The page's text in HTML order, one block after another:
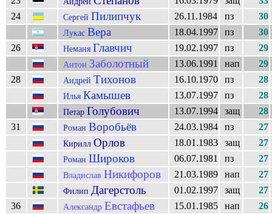
24
Сергей Пилипчук 26.11.1984 пз 30
Лукас Вера 18.04.1997 пз
30
26
Неманя Главчич 19.02.1997 пз 29
Антон Заболотный 13.06.1991 нап
29
28
Андрей Тихонов 16.10.1970 пз 28
Илья Камышев 13.07.1997 пз 28
Петар Голубович 13.07.1994 защ
28
31
Роман Воробьёв 24.03.1984 пз 27
Кирилл Орлов 18.01.1983 защ 27
Роман Широков 06.07.1981 пз 27
Владислав Никифоров 21.03.1989 нап 27
Филип Дагерстоль 01.02.1997 защ
27
36
Александр Евстафьев 15.01.1985 нап 26